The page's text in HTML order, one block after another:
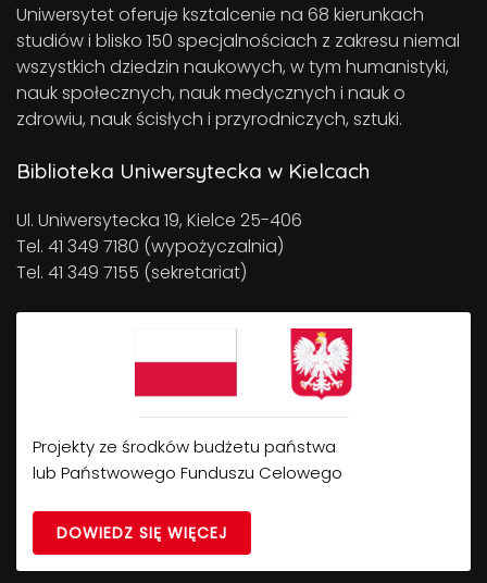
Uniwersytet oferuje ksztalcenie na 68 kierunkach
studiów i blisko 150 specjalnościach z zakresu niemal
wszystkich dziedzin naukowych, w tym humanistyki,
nauk społecznych, nauk medycznych i nauk o
zdrowiu, nauk ścisłych i przyrodniczych, sztuki.
Biblioteka Uniwersytecka w Kielcach
Ul. Uniwersytecka 19, Kielce 25-406
Tel. 41 349 7180 (wypożyczalnia)
Tel. 41 349 7155 (sekretariat)
Projekty ze środków budżetu państwa
lub Państwowego Funduszu Celowego
DOWIEDZ SIĘ WIĘCEJ